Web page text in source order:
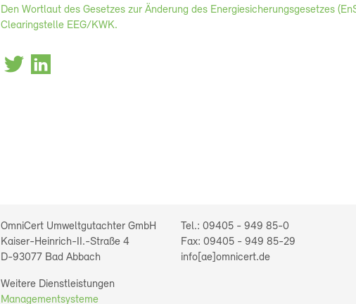
Den Wortlaut des Gesetzes zur Änderung des Energiesicherungsgesetzes
Clearingstelle EEG/KWK.
OmniCert Umweltgutachter GmbH
Kaiser-Heinrich-II.-Straße 4
D-93077 Bad Abbach
09405 - 949 85-0
09405 - 949 85-29
info[ae]omnicert.de
Weitere Dienstleistungen
Managementsysteme